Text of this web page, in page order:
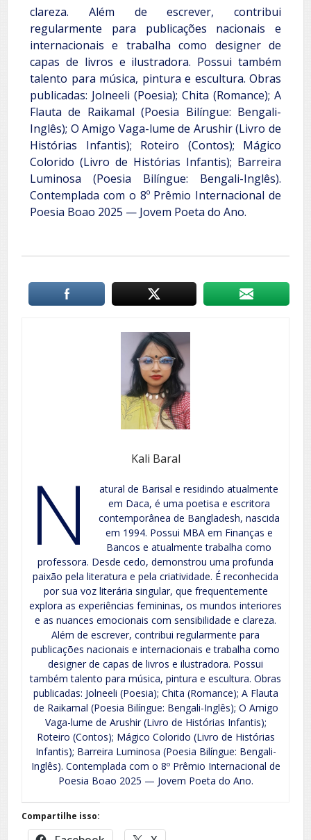
clareza. Além de escrever, contribui
regularmente para publicações nacionais e
internacionais e trabalha como designer de
capas de livros e ilustradora. Possui também
talento para música, pintura e escultura. Obras
publicadas: Jolneeli (Poesia); Chita (Romance); A
Flauta de Raikamal (Poesia Bilíngue: Bengali-
Inglês); O Amigo Vaga-lume de Arushir (Livro de
Histórias Infantis); Roteiro (Contos); Mágico
Colorido (Livro de Histórias Infantis); Barreira
Luminosa (Poesia Bilíngue: Bengali-Inglês).
Contemplada com o 8º Prêmio Internacional de
Poesia Boao 2025 — Jovem Poeta do Ano.
Kali Baral
N
atural de Barisal e residindo atualmente
em Daca, é uma poetisa e escritora
contemporânea de Bangladesh, nascida
em 1994. Possui MBA em Finanças e
Bancos e atualmente trabalha como
professora. Desde cedo, demonstrou uma profunda
paixão pela literatura e pela criatividade. É reconhecida
por sua voz literária singular, que frequentemente
explora as experiências femininas, os mundos interiores
e as nuances emocionais com sensibilidade e clareza.
Além de escrever, contribui regularmente para
publicações nacionais e internacionais e trabalha como
designer de capas de livros e ilustradora. Possui
também talento para música, pintura e escultura. Obras
publicadas: Jolneeli (Poesia); Chita (Romance); A Flauta
de Raikamal (Poesia Bilíngue: Bengali-Inglês); O Amigo
Vaga-lume de Arushir (Livro de Histórias Infantis);
Roteiro (Contos); Mágico Colorido (Livro de Histórias
Infantis); Barreira Luminosa (Poesia Bilíngue: Bengali-
Inglês). Contemplada com o 8º Prêmio Internacional de
Poesia Boao 2025 — Jovem Poeta do Ano.
Compartilhe isso: